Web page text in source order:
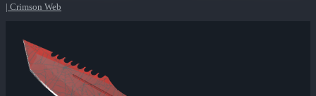
| Crimson Web